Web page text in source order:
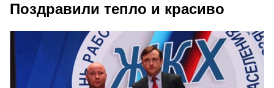
Поздравили тепло и красиво